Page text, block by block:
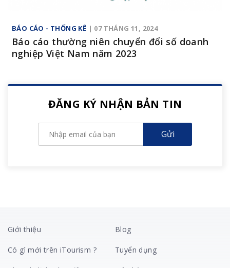
BÁO CÁO - THỐNG KÊ | 07 THÁNG 11, 2024
Báo cáo thường niên chuyển đổi số doanh
nghiệp Việt Nam năm 2023
ĐĂNG KÝ NHẬN BẢN TIN
Giới thiệu Blog
Có gì mới trên iTourism ? Tuyển dụng